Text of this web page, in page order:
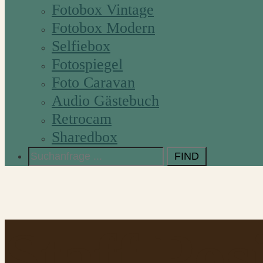
Fotobox Vintage
Fotobox Modern
Selfiebox
Fotospiegel
Foto Caravan
Audio Gästebuch
Retrocam
Sharedbox
Search
for: